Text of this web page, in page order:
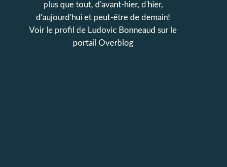
plus que tout, d'avant-hier, d'hier,
d'aujourd'hui et peut-être de demain!
Voir le profil de Ludovic Bonneaud sur le
portail Overblog